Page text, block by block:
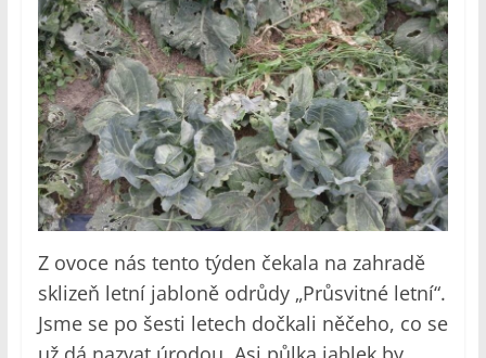
Z ovoce nás tento týden čekala na zahradě
sklizeň letní jabloně odrůdy „Průsvitné letní“.
Jsme se po šesti letech dočkali něčeho, co se